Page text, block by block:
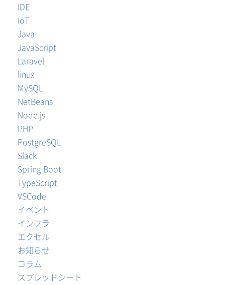
IDE
IoT
Java
JavaScript
Laravel
linux
MySQL
NetBeans
Node.js
PHP
PostgreSQL
Slack
Spring Boot
TypeScript
VSCode
イベント
インフラ
エクセル
お知らせ
コラム
スプレッドシート